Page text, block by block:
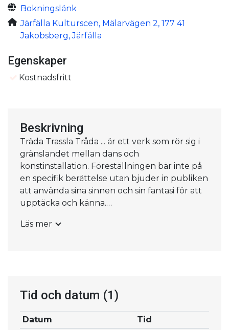
Bokningslänk
Järfälla Kulturscen, Mälarvägen 2, 177 41
Jakobsberg, Järfälla
Egenskaper
Kostnadsfritt
Beskrivning
Träda Trassla Tråda ... är ett verk som rör sig i
gränslandet mellan dans och
konstinstallation. Föreställningen bär inte på
en specifik berättelse utan bjuder in publiken
att använda sina sinnen och sin fantasi för att
upptäcka och känna.
Publiken får följa två dansare som med hjälp
som lever, låter, böljar, trasslar, darrar, sjunger,
prasslar, fläktar, sträcks och andas. Under
föreställningen bjuds publiken in att betrakta,
lyssna och känna och ibland även vara med
Läs mer
Tid och datum (1)
Datum
Tid